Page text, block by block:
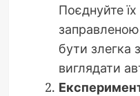
Поєднуйте
бути
виглядати